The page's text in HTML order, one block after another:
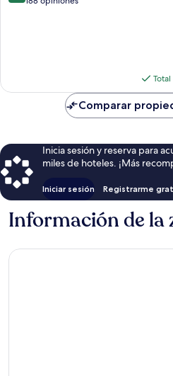
Comparar
Inicia sesión y reserva para
miles de hoteles. ¡Más
Iniciar sesión Registrarme
Información de la